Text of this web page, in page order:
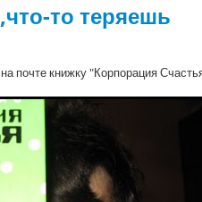
то теряешь
почте книжку "Корпорация